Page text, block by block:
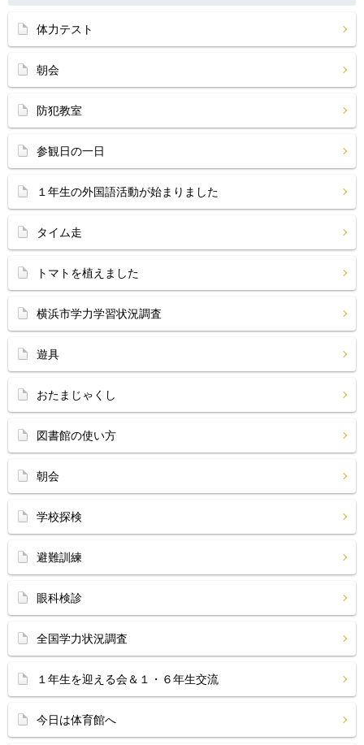
体力テスト
朝会
防犯教室
参観日の一日
１年生の外国語活動が始まりました
タイム走
トマトを植えました
横浜市学力学習状況調査
遊具
おたまじゃくし
図書館の使い方
朝会
学校探検
避難訓練
眼科検診
全国学力状況調査
１年生を迎える会＆１・６年生交流
今日は体育館へ